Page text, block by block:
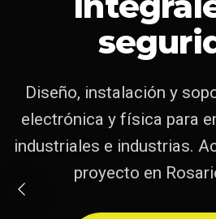
Diseño, instalación y
electrónica y física para
industriales e industrias.
proyecto en
Cámaras, analítica y
para anticipar
eventos con calidad
SOLICITAR
de
Equipos capacitados y
de ingresos para proteger
instalaciones las